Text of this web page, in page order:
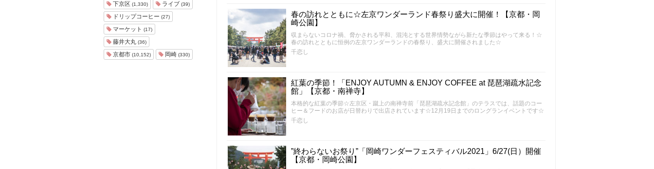
下京区 (1,330) ライブ (39)
ドリップコーヒー (27)
マーケット (17)
藤井大丸 (36)
京都市 (10,152) 岡崎 (330)
春の訪れとともに☆左京ワンダーランド春祭り盛大に開催！【京都・岡
崎公園】
収まらないコロナ禍、脅かされる平和、混沌とする世界情勢ながら新たな季節はやって来る！☆
春の訪れとともに恒例の左京ワンダーランドの春祭り、盛大に開催されました☆
千恋し
紅葉の季節！「ENJOY AUTUMN & ENJOY COFFEE at 琵琶湖疏水記念
館」【京都・南禅寺】
本格的な紅葉の季節☆左京区・蹴上の南禅寺前「琵琶湖疏水記念館」のテラスでは、話題のコー
ヒー＆フードのお店が日替わりで出店されています☆12月19日までのロングランイベントです☆
千恋し
”終わらないお祭り”「岡崎ワンダーフェスティバル2021」6/27(日）開催
【京都・岡崎公園】